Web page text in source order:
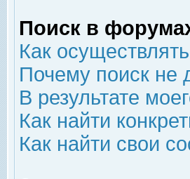
Поиск в
Как
Почему поиск не
В результате
Как найти
Как найти свои